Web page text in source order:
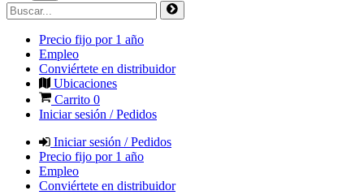
Precio fijo por 1 año
Empleo
Conviértete en distribuidor
Ubicaciones
Carrito 0
Iniciar sesión / Pedidos
Iniciar sesión / Pedidos
Precio fijo por 1 año
Empleo
Conviértete en distribuidor